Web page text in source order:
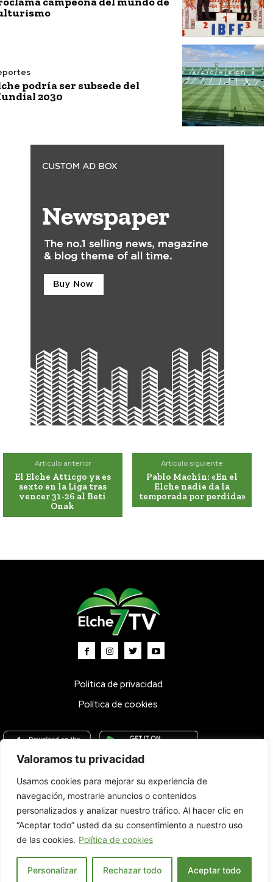
Valoramos tu privacidad
Usamos cookies para mejorar su experiencia de
navegación, mostrarle anuncios o contenidos
personalizados y analizar nuestro tráfico. Al hacer clic en
“Aceptar todo” usted da su consentimiento a nuestro uso
de las cookies. Política de cookies
Personalizar Rechazar todo Aceptar todo
podría ser subsede del
2030
Artículo anterior
El Elche Atticgo ya es
sexto en la Liga tras
vencer 31-26 al Beti
Onak
Artículo siguiente
Pablo Machín: «En el
Elche nadie da la
temporada por perdida»
Política de privacidad
Política de cookies
TV DIRECTO 🔴 Programas Parrilla
Radio
Bolsa de Trabajo Contacto